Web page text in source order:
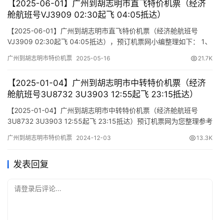
【2025-06-01】广州到胡志明市直飞特价机票（经济
舱航班号VJ3909 02:30起飞 04:05抵达）
【2025-06-01】广州到胡志明市直飞特价机票（经济舱航班号
VJ3909 02:30起飞 04:05抵达），预订机票网小编整理如下： 1、
(Terminal) (Departure/Arrival) (Flight) (class) (Departure Time)
广州到胡志明市特价机票 2025-05-16 21.7K
【2025-01-04】广州到胡志明市中转特价机票（经济
舱航班号3U8732 3U3903 12:55起飞 23:15抵达）
【2025-01-04】广州到胡志明市中转特价机票（经济舱航班号
3U8732 3U3903 12:55起飞 23:15抵达）预订机票网为您整理参考
程确认，请尽快通知我方操作占位，相关税费需以出票当天为准）
广州到胡志明市特价机票 2024-12-03 13.3K
发表回复
请登录后评论...